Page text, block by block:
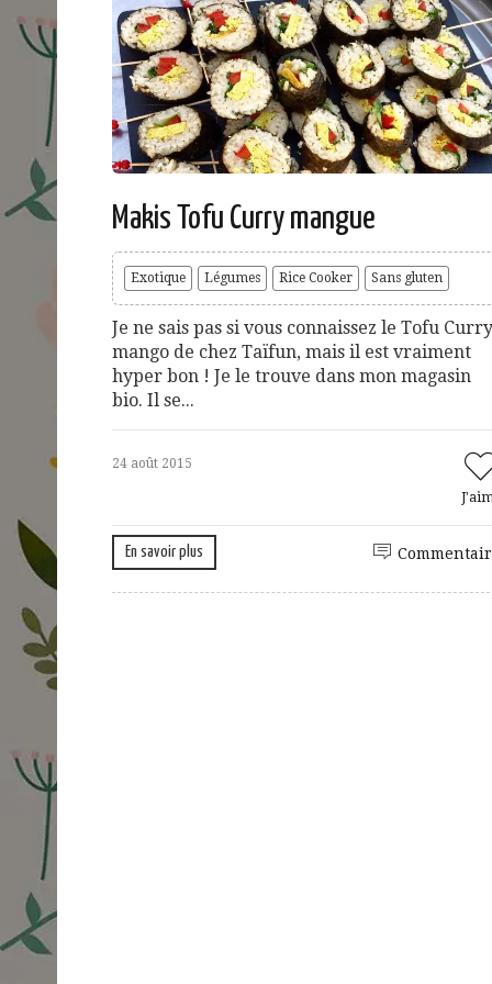
Makis Tofu Curry mangue
Exotique Légumes Rice Cooker Sans gluten
Je ne sais pas si vous connaissez le Tofu Curry
mango de chez Taïfun, mais il est vraiment
hyper bon ! Je le trouve dans mon magasin
bio. Il se...
24 août 2015
En savoir plus